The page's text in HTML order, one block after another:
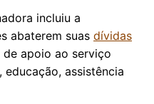
incluiu a
abaterem suas dívidas
apoio ao serviço
educação, assistência